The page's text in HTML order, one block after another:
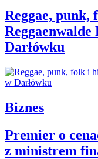
Reggae, punk,
Darłówku
Biznes
Premier o
z ministrem